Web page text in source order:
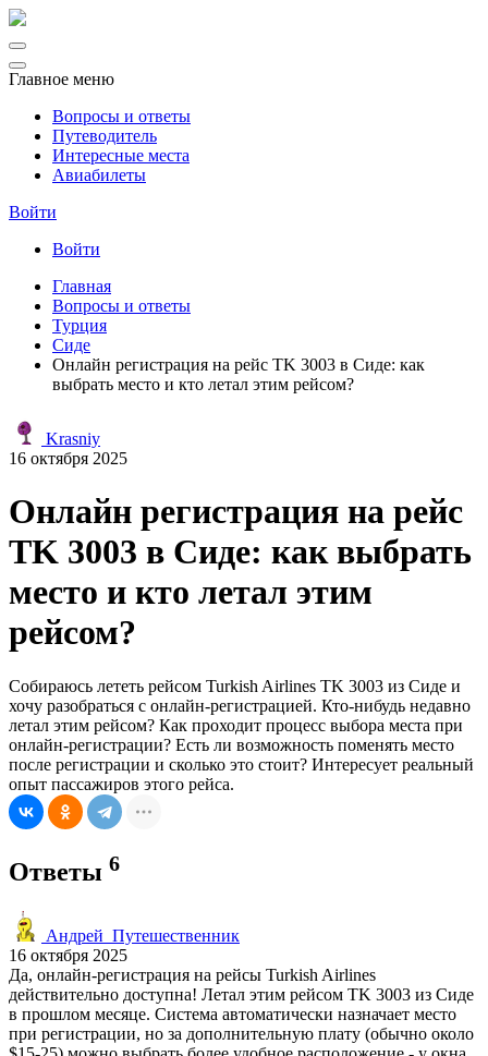
Главное меню
Вопросы и ответы
Путеводитель
Интересные места
Авиабилеты
Войти
Войти
Главная
Вопросы и ответы
Турция
Сиде
Онлайн регистрация на рейс TK 3003 в Сиде: как
выбрать место и кто летал этим рейсом?
Krasniy
16 октября 2025
Онлайн регистрация на рейс
TK 3003 в Сиде: как выбрать
место и кто летал этим
рейсом?
Собираюсь лететь рейсом Turkish Airlines TK 3003 из Сиде и
хочу разобраться с онлайн-регистрацией. Кто-нибудь недавно
летал этим рейсом? Как проходит процесс выбора места при
онлайн-регистрации? Есть ли возможность поменять место
после регистрации и сколько это стоит? Интересует реальный
опыт пассажиров этого рейса.
Ответы 6
Андрей_Путешественник
16 октября 2025
Да, онлайн-регистрация на рейсы Turkish Airlines
действительно доступна! Летал этим рейсом TK 3003 из Сиде
в прошлом месяце. Система автоматически назначает место
при регистрации, но за дополнительную плату (обычно около